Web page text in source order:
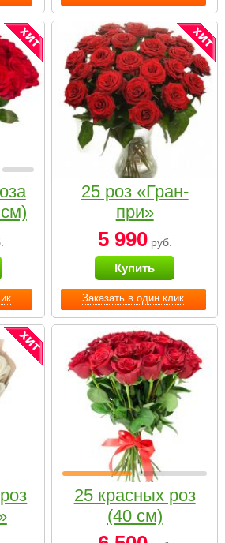
Заказать в один клик
25 роз «Гран-
при»
5 990руб.
Купить
25 красных роз
(40 см)